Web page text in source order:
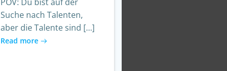
Suche nach Talenten,
aber die Talente sind […]
Read more